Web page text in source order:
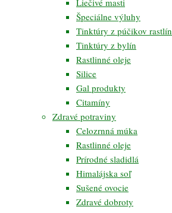
Liečivé masti
Špeciálne výluhy
Tinktúry z púčikov rastlín
Tinktúry z bylín
Rastlinné oleje
Silice
Gal produkty
Citamíny
Zdravé potraviny
Celozrnná múka
Rastlinné oleje
Prírodné sladidlá
Himalájska soľ
Sušené ovocie
Zdravé dobroty